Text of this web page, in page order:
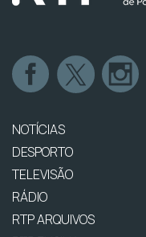
NOTÍCIAS
DESPORTO
TELEVISÃO
RÁDIO
RTP ARQUIVOS